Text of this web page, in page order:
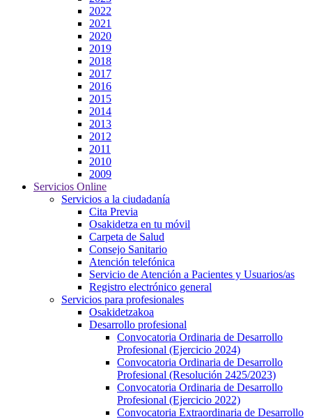
2022
2021
2020
2019
2018
2017
2016
2015
2014
2013
2012
2011
2010
2009
Servicios Online
Servicios a la ciudadanía
Cita Previa
Osakidetza en tu móvil
Carpeta de Salud
Consejo Sanitario
Atención telefónica
Servicio de Atención a Pacientes y Usuarios/as
Registro electrónico general
Servicios para profesionales
Osakidetzakoa
Desarrollo profesional
Convocatoria Ordinaria de Desarrollo
Profesional (Ejercicio 2024)
Convocatoria Ordinaria de Desarrollo
Profesional (Resolución 2425/2023)
Convocatoria Ordinaria de Desarrollo
Profesional (Ejercicio 2022)
Convocatoria Extraordinaria de Desarrollo